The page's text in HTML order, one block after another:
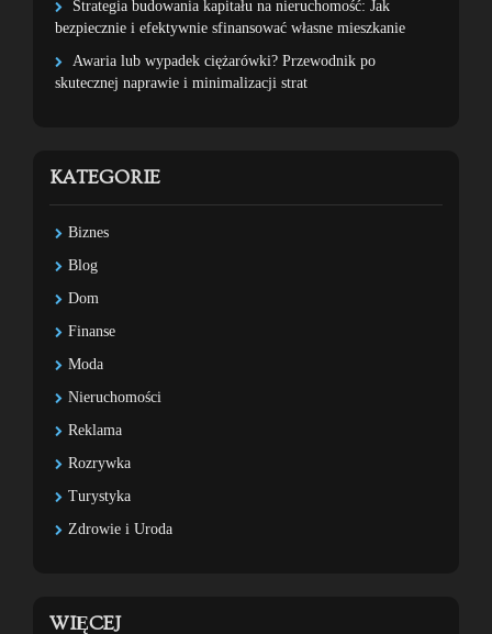
Strategia budowania kapitału na nieruchomość: Jak
bezpiecznie i efektywnie sfinansować własne mieszkanie
Awaria lub wypadek ciężarówki? Przewodnik po
skutecznej naprawie i minimalizacji strat
KATEGORIE
Biznes
Blog
Dom
Finanse
Moda
Nieruchomości
Reklama
Rozrywka
Turystyka
Zdrowie i Uroda
WIĘCEJ